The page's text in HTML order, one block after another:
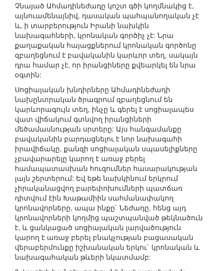
Չնայած Ահմադինեժադը կոշտ գծի կողմնակից է,
այնուամենայնիվ, դասական պահպանողական չէ
և, ի տարբերություն Իրանի նախկին
նախագահների, կրոնական գործիչ չէ: Նրա
քաղաքական հայացքներում կրոնական գործոնը
զբաղեցնում է բավականին կարևոր տեղ, սակայն
դրա համար չէ, որ իրանցիները քվեարկել են նրա
օգտին:
Սոցիալական խնդիրները Ահմադինեժադի
նախընտրական ծրագրում զբաղեցնում են
կարևորագույն տեղ, ինչը և գերել է սոցիալապես
վատ վիճակում գտնվող իրանցիների
մեծամասնության սրտերը: Այս հանգամանքը
բավականին բարդացնելու է նոր նախագահի
իրավիճակը, քանզի սոցիալական սպասելիքները
չբավարարելը կարող է առաջ բերել
համապատասխան հուզումներ հասարակության
լայն շերտերում: Եվ եթե նախկինում երկրում
չիրականացվող բարեփոխումների պատճառ
դիտվում էին Խաթամիին սահմանափակող
կրոնավորները, ապա ինքը` Նեժադը, հենց այդ
կրոնավորների կողմից պաշտպանված թեկնածուն
է, և ցանկացած սոցիալական լարվածություն
կարող է առաջ բերել բնակչության բացասական
վերաբերմունքը իշխանական երկու` կրոնական և
նախագահական թևերի նկատմամբ: